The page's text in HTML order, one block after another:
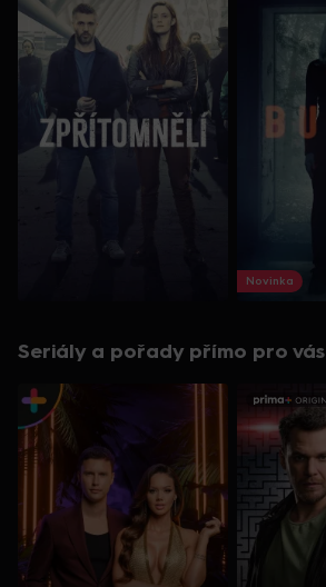
Novinka
Seriály a pořady přímo pro vás